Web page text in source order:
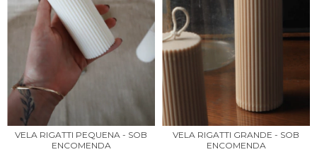
VELA RIGATTI PEQUENA - SOB
ENCOMENDA
VELA RIGATTI GRANDE - SOB
ENCOMENDA